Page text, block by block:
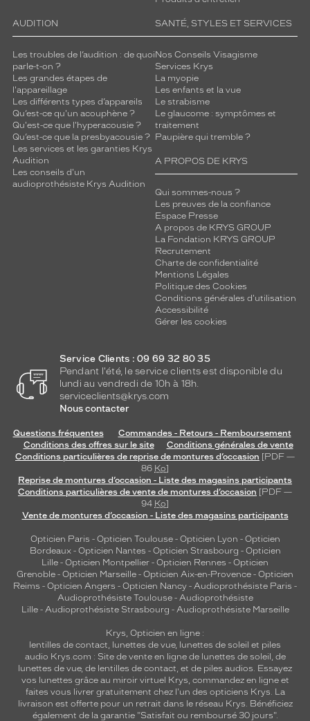
AUDITION
Les troubles de l’audition : de quoi
parle-t-on ?
Les grandes étapes de
l'appareillage
Les différents types d’appareils
Qu’est-ce qu'un acouphène ?
Qu'est-ce que l'hyperacousie ?
Qu’est-ce que la presbyacousie ?
Les services et les garanties Krys
Audition
Les conseils d'un
audioprothésiste Krys Audition
SANTÉ, STYLES ET SERVICES
Nos Conseils Visagisme
Services Krys
La myopie
Les enfants et la vue
Le strabisme
Le glaucome : symptômes et
traitement
Paupière qui tremble ?
A PROPOS DE KRYS
Qui sommes-nous ?
Les preuves de la confiance
Espace Presse
A propos de KRYS GROUP
La Fondation KRYS GROUP
Recrutement
Charte de confidentialité
Mentions Légales
Politique des Cookies
Conditions générales d'utilisation
Accessibilité
Gérer les cookies
Service Clients : 09 69 32 80 35
Pendant l'été, le service clients est disponible du
lundi au vendredi de 10h à 18h.
serviceclients@krys.com
Nous contacter
Questions fréquentes
Commandes - Retours - Remboursement
Conditions des offres sur le site
Conditions générales de vente
Conditions particulières de reprise de montures d’occasion [PDF —
86 Ko]
Reprise de montures d’occasion - Liste des magasins participants
Conditions particulières de vente de montures d’occasion [PDF —
94 Ko]
Vente de montures d’occasion - Liste des magasins participants
Opticien Paris - Opticien Toulouse- Opticien Lyon - Opticien
Bordeaux- Opticien Nantes - Opticien Strasbourg - Opticien
Lille - Opticien Montpellier - Opticien Rennes - Opticien
Grenoble - Opticien Marseille - Opticien Aix-en-Provence - Opticien
Reims - Opticien Angers - Opticien Nancy - Audioprothésiste Paris -
Audioprothésiste Toulouse- Audioprothésiste
Lille- Audioprothésiste Strasbourg - Audioprothésiste Marseille
Krys, Opticien en ligne :
lentilles de contact, lunettes de vue, lunettes de soleil et piles
audio Krys.com : Site de vente en ligne de lunettes de soleil, de
lunettes de vue, de lentilles de contact, et de piles audios. Essayez
vos lunettes grâce au miroir virtuel Krys, commandez en ligne et
faites vous livrer gratuitement chez l'un des opticiens Krys. La
livraison est offerte pour un retrait dans le réseau Krys. Bénéficiez
également de la garantie "Satisfait ou remboursé 30 jours".